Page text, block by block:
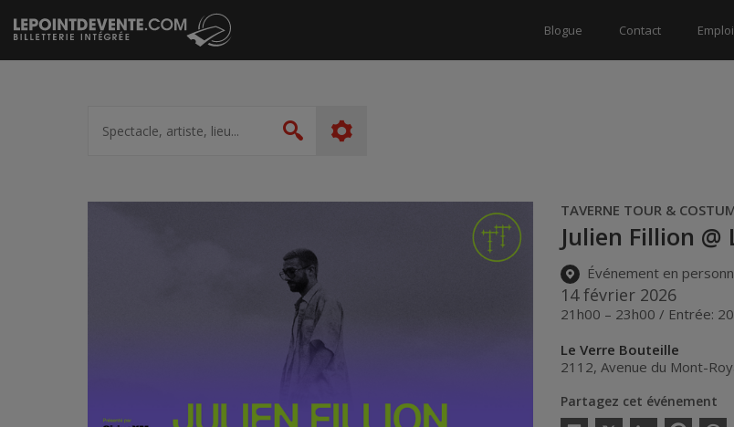
Passer
au
contenu
Blogue Contact
artiste,
lieu...
Rechercher
TAVERNE TOUR &
Julien Fillion
Événement en
14 février 2026
21h00 – 23h00 / Entrée:
Le Verre Bouteille
2112, Avenue du Mont-
Partagez cet événement
Twitter